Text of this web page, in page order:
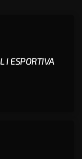
I ESPORTIVA